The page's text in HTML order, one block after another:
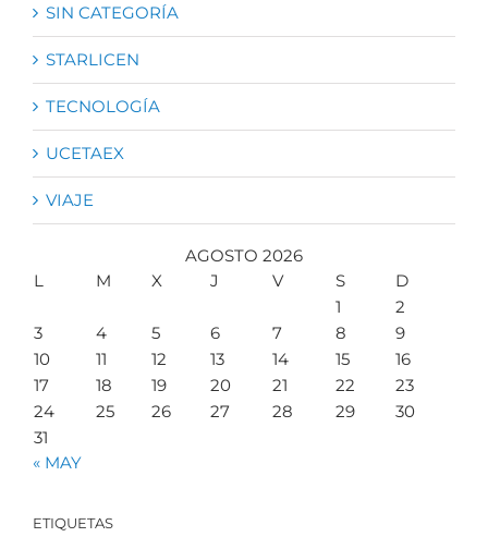
SIN CATEGORÍA
STARLICEN
TECNOLOGÍA
UCETAEX
VIAJE
AGOSTO 2026
L
M X J V S
D
1
2
3
4 5 6 7 8
9
10
11 12 13 14 15
16
17
18 19 20 21 22
23
24
25 26 27 28 29
30
31
« MAY
ETIQUETAS